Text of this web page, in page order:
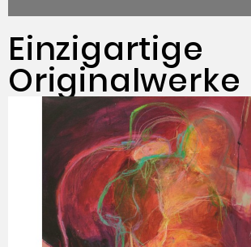
Einzigartige
Originalwerke